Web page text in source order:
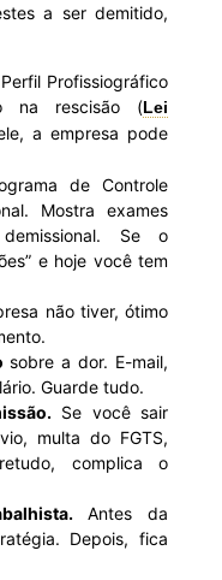
a ser demitido,
Profissiográfico
na rescisão (Lei
a empresa pode
de Controle
Mostra exames
Se o
e hoje você tem
não tiver, ótimo
sobre a dor. E-mail,
Guarde tudo.
Se você sair
multa do FGTS,
complica o
Antes da
Depois, fica